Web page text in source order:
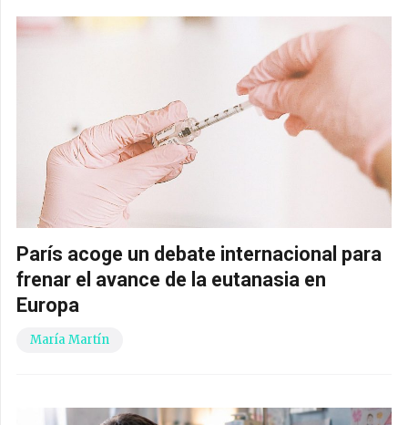
París acoge un debate internacional para
frenar el avance de la eutanasia en
Europa
María Martín